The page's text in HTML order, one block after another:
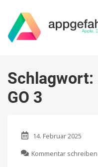
Schlagwort:
GO 3
14. Februar 2025
Kommentar schreiben